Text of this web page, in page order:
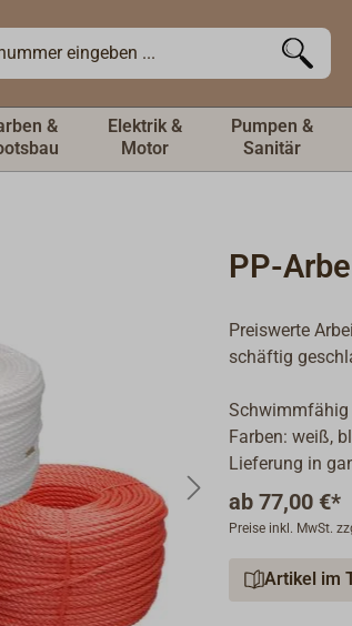
&
Elektrik &
Motor
Pumpen &
Sanitär
PP-
Preiswerte
schäftig
Schwimmfähig
Farben: weiß,
Lieferung in
ab 77,00 €*
Preise inkl. MwSt.
Artikel im